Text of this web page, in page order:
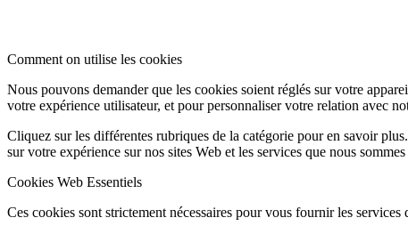
Comment on utilise les cookies
Nous pouvons demander que les cookies soient réglés sur votre
votre expérience utilisateur, et pour personnaliser votre relation avec
Cliquez sur les différentes rubriques de la catégorie pour en savoir
sur votre expérience sur nos sites Web et les services que nous
Cookies Web Essentiels
Ces cookies sont strictement nécessaires pour vous fournir les